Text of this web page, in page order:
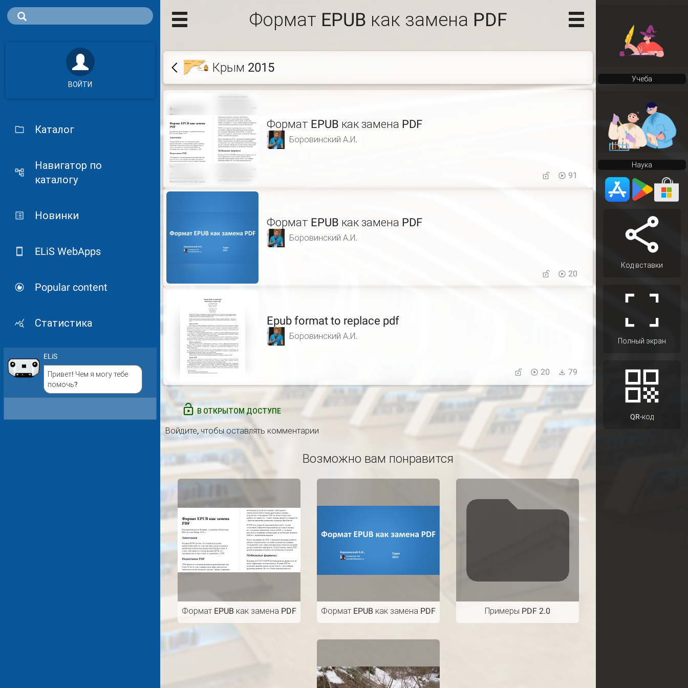
ВОЙТИ
Каталог
Навигатор по
каталогу
Новинки
ELiS WebApps
Popular content
Статистика
ELiS
Привет! Чем я могу тебе
помочь?
Формат EPUB как замена PDF
Крым 2015
Формат EPUB как замена PDF
Боровинский А.И.
91
Формат EPUB как замена PDF
Боровинский А.И.
20
Epub format to replace pdf
Боровинский А.И.
20 79
В ОТКРЫТОМ ДОСТУПЕ
Войдите, чтобы оставлять комментарии
Возможно вам понравится
Формат EPUB как замена PDF Формат EPUB как замена PDF Примеры PDF 2.0
Учеба
Наука
Код вставки
Полный экран
QR-код